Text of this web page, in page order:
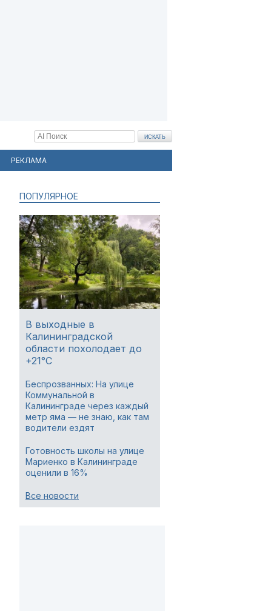
РЕКЛАМА
ПОПУЛЯРНОЕ
В выходные в
Калининградской
области похолодает до
+21°C
Беспрозванных: На улице
Коммунальной в
Калининграде через каждый
метр яма — не знаю, как там
водители ездят
Готовность школы на улице
Мариенко в Калининграде
оценили в 16%
Все новости